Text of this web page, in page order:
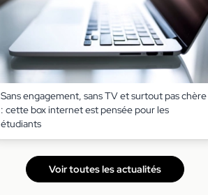
Sans engagement, sans TV et surtout pas chère
: cette box internet est pensée pour les
étudiants
Voir toutes les actualités